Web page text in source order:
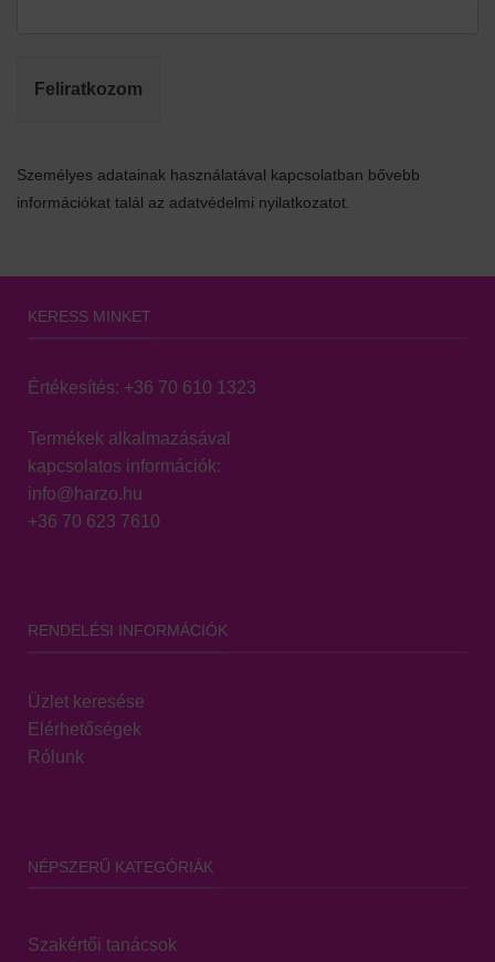
Feliratkozom
Személyes adatainak használatával kapcsolatban bővebb
információkat talál az adatvédelmi nyilatkozatot.
KERESS MINKET
Értékesítés: +36 70 610 1323
Termékek alkalmazásával
kapcsolatos információk:
info@harzo.hu
+36 70 623 7610
RENDELÉSI INFORMÁCIÓK
Üzlet keresése
Elérhetőségek
Rólunk
NÉPSZERŰ KATEGÓRIÁK
Szakértői tanácsok